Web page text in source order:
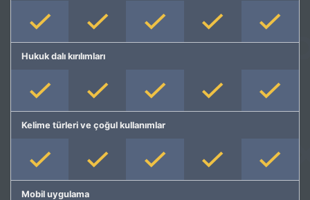
Hukuk dalı kırılımları
Kelime türleri ve çoğul kullanımlar
Mobil uygulama